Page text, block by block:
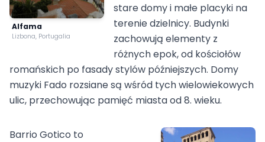
Alfama
Lizbona, Portugalia
stare domy i małe placyki na
terenie dzielnicy. Budynki
zachowują elementy z
różnych epok, od kościołów
romańskich po fasady stylów późniejszych. Domy
muzyki Fado rozsiane są wśród tych wielowiekowych
ulic, przechowując pamięć miasta od 8. wieku.
Barrio Gotico to